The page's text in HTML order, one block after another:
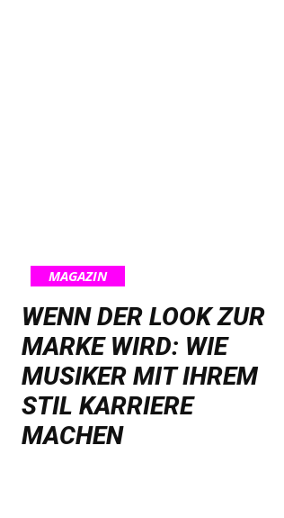
MAGAZIN
WENN DER LOOK ZUR
MARKE WIRD: WIE
MUSIKER MIT IHREM
STIL KARRIERE
MACHEN